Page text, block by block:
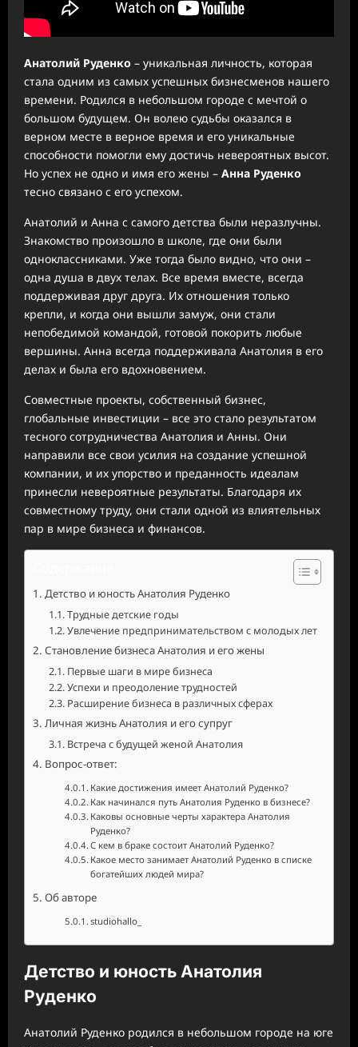
Анатолий Руденко – уникальная личность, которая
стала одним из самых успешных бизнесменов нашего
времени. Родился в небольшом городе с мечтой о
большом будущем. Он волею судьбы оказался в
верном месте в верное время и его уникальные
способности помогли ему достичь невероятных высот.
Но успех не одно и имя его жены – Анна Руденко
тесно связано с его успехом.
Анатолий и Анна с самого детства были неразлучны.
Знакомство произошло в школе, где они были
одноклассниками. Уже тогда было видно, что они –
одна душа в двух телах. Все время вместе, всегда
поддерживая друг друга. Их отношения только
крепли, и когда они вышли замуж, они стали
непобедимой командой, готовой покорить любые
вершины. Анна всегда поддерживала Анатолия в его
делах и была его вдохновением.
Совместные проекты, собственный бизнес,
глобальные инвестиции – все это стало результатом
тесного сотрудничества Анатолия и Анны. Они
направили все свои усилия на создание успешной
компании, и их упорство и преданность идеалам
принесли невероятные результаты. Благодаря их
совместному труду, они стали одной из влиятельных
пар в мире бизнеса и финансов.
Детство и юность Анатолия Руденко
Трудные детские годы
Увлечение предпринимательством с молодых лет
Становление бизнеса Анатолия и его жены
Первые шаги в мире бизнеса
Успехи и преодоление трудностей
Расширение бизнеса в различных сферах
Личная жизнь Анатолия и его супруг
Встреча с будущей женой Анатолия
Вопрос-ответ:
Какие достижения имеет Анатолий Руденко?
Как начинался путь Анатолия Руденко в бизнесе?
Каковы основные черты характера Анатолия
Руденко?
С кем в браке состоит Анатолий Руденко?
Какое место занимает Анатолий Руденко в списке
богатейших людей мира?
Об авторе
studiohallo_
Детство и юность Анатолия
Руденко
Анатолий Руденко родился в небольшом городе на юге